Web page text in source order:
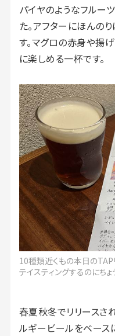
パイヤのようなフルー
た。アフターにほんの
す。マグロの赤身や揚
に楽しめる一杯です。
10種類近くもの本日のTAP
テイスティングするのにち
春夏秋冬でリリースさ
ルギービールをベース